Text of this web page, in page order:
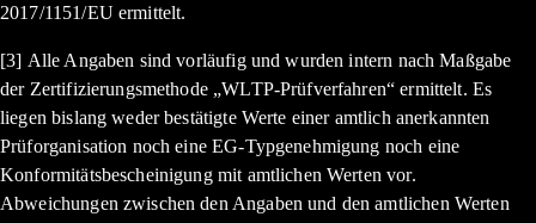
2017/1151/EU ermittelt.
[3] Alle Angaben sind vorläufig und wurden intern nach Maßgabe
der Zertifizierungsmethode „WLTP-Prüfverfahren“ ermittelt. Es
liegen bislang weder bestätigte Werte einer amtlich anerkannten
Prüforganisation noch eine EG-Typgenehmigung noch eine
Konformitätsbescheinigung mit amtlichen Werten vor.
Abweichungen zwischen den Angaben und den amtlichen Werten